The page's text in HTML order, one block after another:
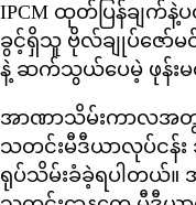
IPCM ထုတ်ပြန်ချက်နဲ့
ခွင့်ရှိသူ ဗိုလ်ချုပ်ဇော်
နဲ့ ဆက်သွယ်ပေမဲ့ ဖုန်းမဖ
အာဏာသိမ်းကာလအတွင်
သတင်းမီဒီယာလုပ်ငန်း
ရုပ်သိမ်းခံခဲ့ရပါတယ်။